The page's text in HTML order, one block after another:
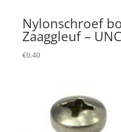
Nylonschroef
Zaaggleuf –
€0,40